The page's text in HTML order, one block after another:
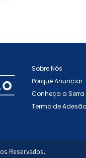
Sobre Nós
Porque Anunciar
Conheça a
Termo de Adesão
Reservados.